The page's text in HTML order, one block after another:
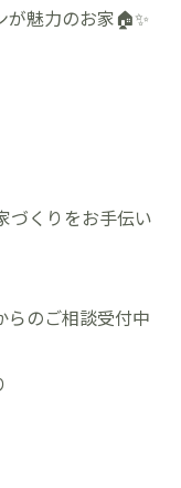
魅力のお家🏠✨
づくりをお手伝い
らのご相談受付中